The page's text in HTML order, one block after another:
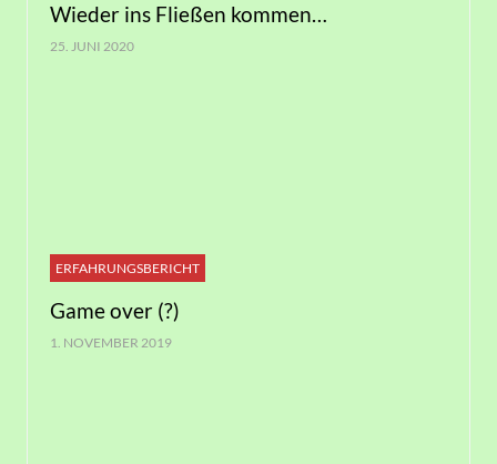
Wieder ins Fließen kommen…
25. JUNI 2020
ERFAHRUNGSBERICHT
Game over (?)
1. NOVEMBER 2019